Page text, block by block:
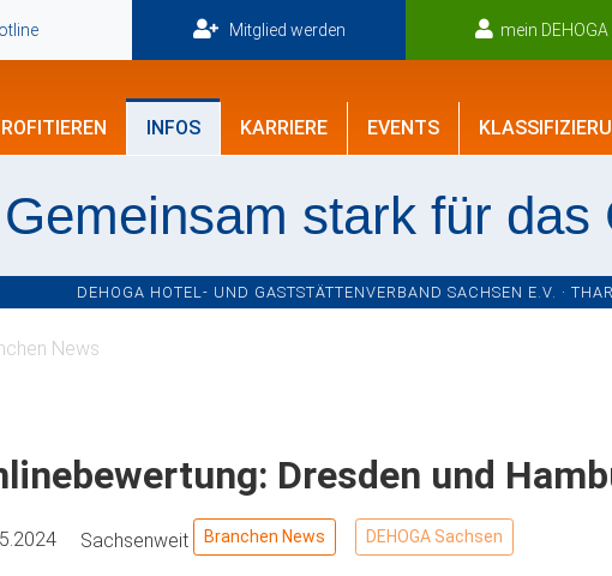
Mitglied werden mein DEHOGA
INFOS KARRIERE EVENTS
Gemeinsam stark für das
DEHOGA HOTEL- UND GASTSTÄTTENVERBAND SACHSEN E.V. ·
News
Dresden und
Sachsenweit Branchen News DEHOGA Sachsen